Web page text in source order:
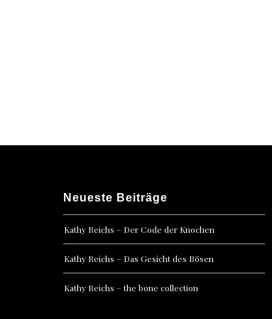
Neueste Beiträge
Kathy Reichs – Der Code der Knochen
Kathy Reichs – Das Gesicht des Bösen
Kathy Reichs – the bone collection